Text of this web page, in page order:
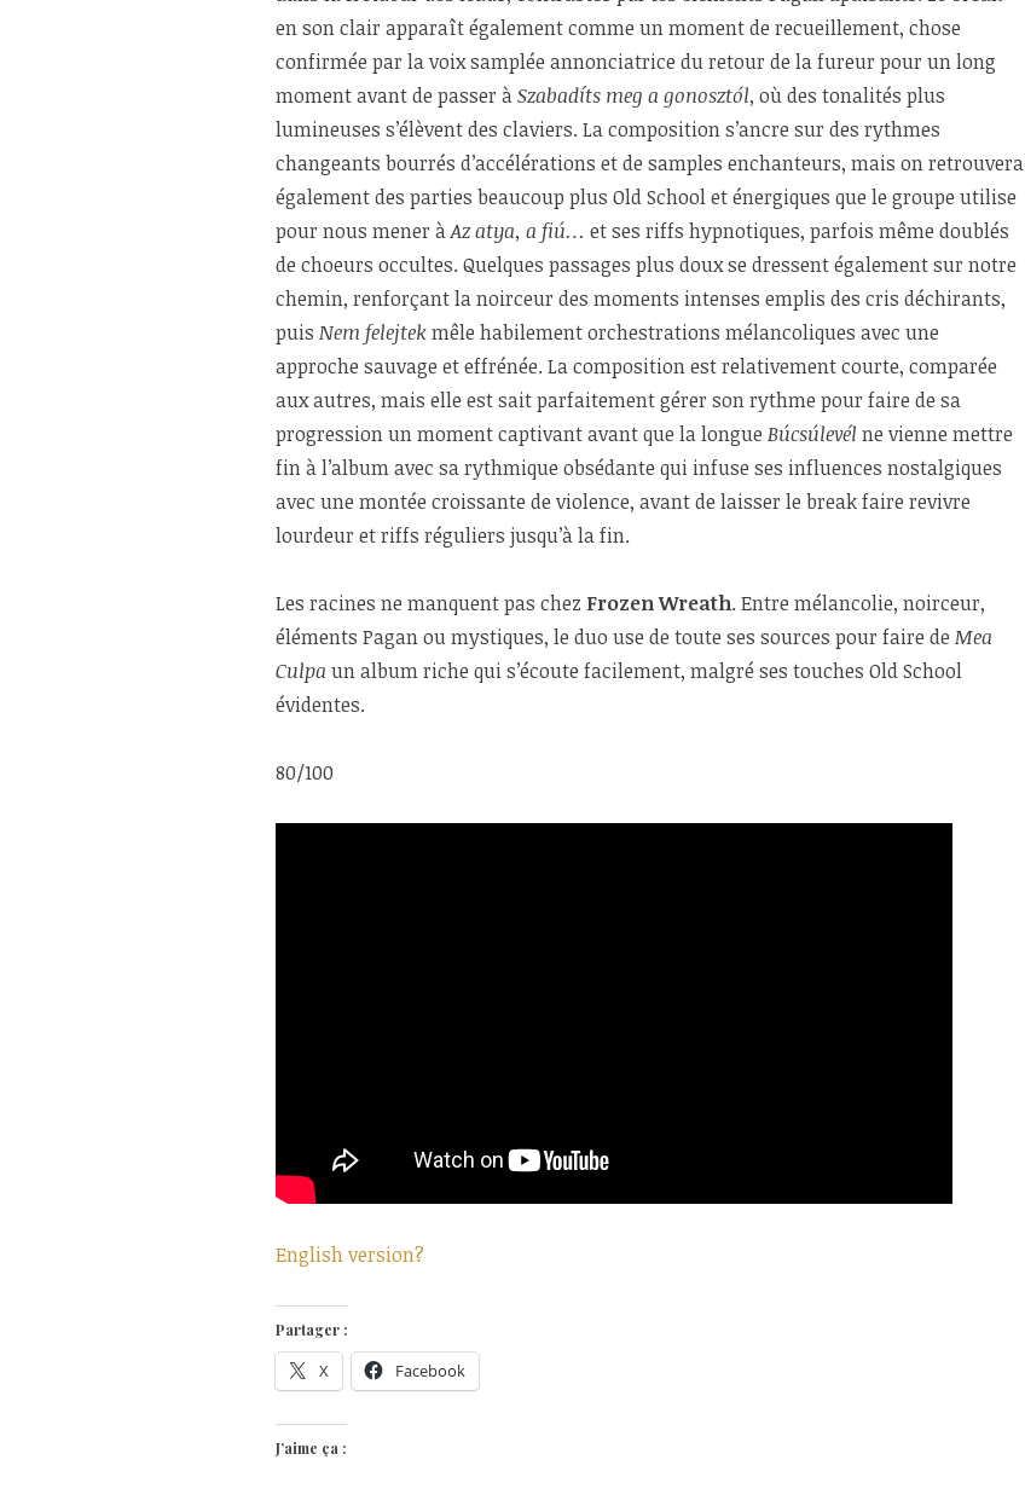
en son clair apparaît également comme un moment de recueillement, chose
confirmée par la voix samplée annonciatrice du retour de la fureur pour un long
moment avant de passer àSzabadíts meg a gonosztól, où des tonalités plus
lumineuses s’élèvent des claviers. La composition s’ancre sur des rythmes
changeants bourrés d’accélérations et de samples enchanteurs, mais on retrouvera
également des parties beaucoup plus Old School et énergiques que le groupe utilise
pour nous mener àAz atya, a fiú… et ses riffs hypnotiques, parfois même doublés
de choeurs occultes. Quelques passages plus doux se dressent également sur notre
chemin, renforçant la noirceur des moments intenses emplis des cris déchirants,
puis Nem felejtekmêle habilement orchestrations mélancoliques avec une
approche sauvage et effrénée. La composition est relativement courte, comparée
aux autres, mais elle est sait parfaitement gérer son rythme pour faire de sa
progression un moment captivant avant que la longue Búcsúlevél ne vienne mettre
fin à l’album avec sa rythmique obsédante qui infuse ses influences nostalgiques
avec une montée croissante de violence, avant de laisser le break faire revivre
lourdeur et riffs réguliers jusqu’à la fin.
Les racines ne manquent pas chez Frozen Wreath. Entre mélancolie, noirceur,
éléments Pagan ou mystiques, le duo use de toute ses sources pour faire de Mea
Culpa un album riche qui s’écoute facilement, malgré ses touches Old School
évidentes.
80/100
English version?
Partager :
X Facebook
J’aime ça :